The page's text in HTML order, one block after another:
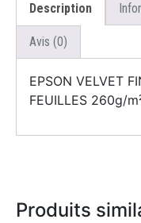
Description
Avis (0)
EPSON VELVET
FEUILLES 260g/
Produits